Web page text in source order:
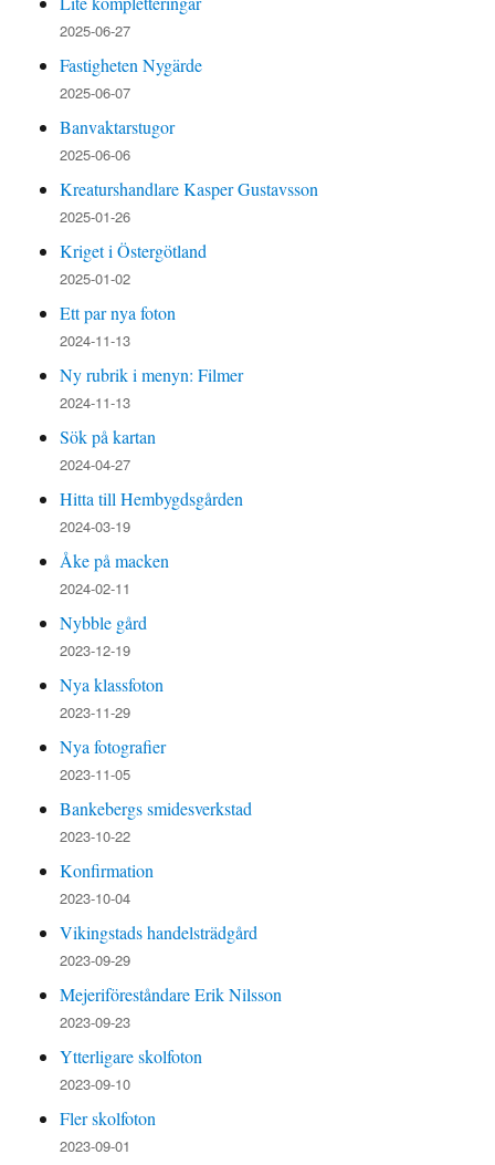
2025-06-27
Fastigheten Nygärde
2025-06-07
Banvaktarstugor
2025-06-06
Kreaturshandlare Kasper Gustavsson
2025-01-26
Kriget i Östergötland
2025-01-02
Ett par nya foton
2024-11-13
Ny rubrik i menyn: Filmer
2024-11-13
Sök på kartan
2024-04-27
Hitta till Hembygdsgården
2024-03-19
Åke på macken
2024-02-11
Nybble gård
2023-12-19
Nya klassfoton
2023-11-29
Nya fotografier
2023-11-05
Bankebergs smidesverkstad
2023-10-22
Konfirmation
2023-10-04
Vikingstads handelsträdgård
2023-09-29
Mejeriföreståndare Erik Nilsson
2023-09-23
Ytterligare skolfoton
2023-09-10
Fler skolfoton
2023-09-01